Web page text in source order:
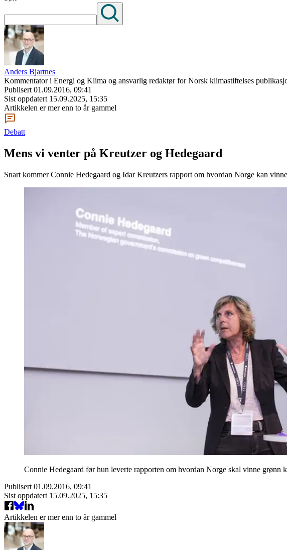
Anders Bjartnes
Kommentator i Energi og Klima og ansvarlig redaktør for Norsk klimastiftelses
Publisert 01.09.2016, 09:41
Sist oppdatert 15.09.2025, 15:35
Artikkelen er mer enn to år gammel
Debatt
Mens vi venter på Kreutzer og Hedegaard
Snart kommer Connie Hedegaard og Idar Kreutzers rapport om hvordan Norge kan
Connie Hedegaard før hun leverte rapporten om hvordan Norge skal vinne grønn
Publisert 01.09.2016, 09:41
Sist oppdatert 15.09.2025, 15:35
Artikkelen er mer enn to år gammel